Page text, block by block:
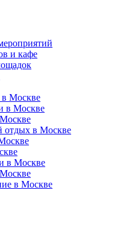
и кафе
в Москве
в Москве
отдых в Москве
в Москве
в Москве